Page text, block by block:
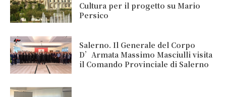
Cultura per il progetto su Mario
Persico
Salerno. Il Generale del Corpo
D’Armata Massimo Masciulli visita
il Comando Provinciale di Salerno